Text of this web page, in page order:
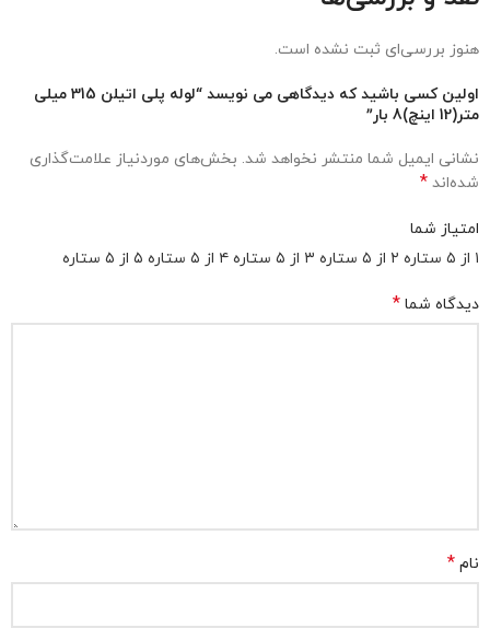
هنوز بررسی‌ای ثبت نشده است.
اولین کسی باشید که دیدگاهی می نویسد “لوله پلی اتیلن 315 میلی
متر(12 اینچ)8 بار”
نشانی ایمیل شما منتشر نخواهد شد. بخش‌های موردنیاز علامت‌گذاری
شده‌اند *
امتیاز شما
۱ از ۵ ستاره
۲ از ۵ ستاره ۳ از ۵ ستاره ۴ از ۵ ستاره ۵ از ۵ ستاره
دیدگاه شما *
نام *